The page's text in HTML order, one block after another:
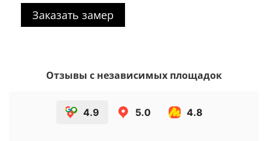
Заказать замер
Отзывы с независимых площадок
4.9 5.0 4.8